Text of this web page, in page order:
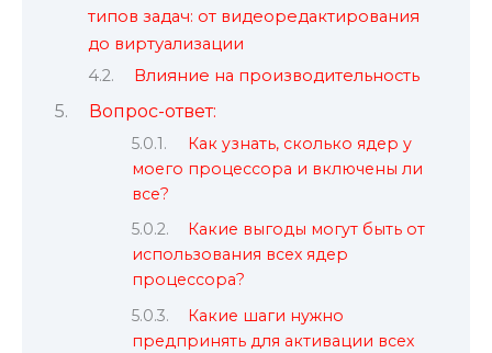
типов задач: от видеоредактирования
до виртуализации
Влияние на производительность
Вопрос-ответ:
Как узнать, сколько ядер у
моего процессора и включены ли
все?
Какие выгоды могут быть от
использования всех ядер
процессора?
Какие шаги нужно
предпринять для активации всех